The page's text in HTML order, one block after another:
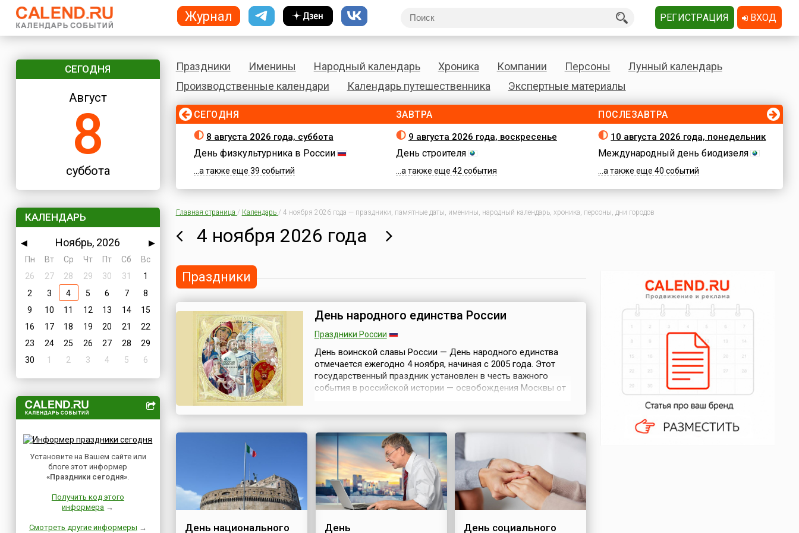
СЕГОДНЯ
Август
8
суббота
КАЛЕНДАРЬ
◀ Ноябрь, 2026
▶
Пн
Вт Ср Чт Пт Сб
Вс
26
27 28 29 30 31
1
2
3 4 5 6 7
8
9
10 11 12 13 14
15
16
17 18 19 20 21
22
23
24 25 26 27 28
29
30
1 2 3 4 5 6
Установите на Вашем сайте или
блоге этот информер
«Праздники сегодня».
Получить код этого
информера →
Смотреть другие информеры →
Праздники Именины Народный календарь Хроника Компании Персоны
Лунный календарь
Производственные календари
Календарь путешественника Экспертные материалы
СЕГОДНЯ
8 августа 2026 года, суббота
День физкультурника в России
...а также еще 39 событий
ЗАВТРА
9 августа 2026 года, воскресенье
День строителя
...а также еще 42 события
ПОСЛЕЗАВТРА
10 августа 2026 года, понедельник
Международный день биодизеля
...а также еще 40 событий
Главная страница / Календарь / 4 ноября 2026 года — праздники, памятные даты, именины, народный календарь, хроника, персоны, дни городов
4 ноября 2026 года
Праздники
День народного единства России
Праздники России
День воинской славы России — День народного единства
отмечается ежегодно 4 ноября, начиная с 2005 года. Этот
государственный праздник установлен в честь важного
события в российской истории — освобождения Москвы от
в Федеральный закон «О...
День национального
День
День социального
Журнал РЕГИСТРАЦИЯ ВХОД